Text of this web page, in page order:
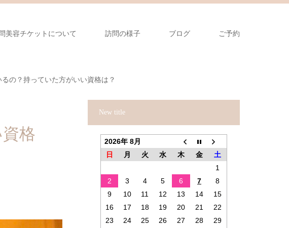
美容チケットについて 訪問の様子 ブログ ご予約
の？持っていた方がいい資格は？
格
New title
2026年 8月
日
月 火 水 木 金
土
1
2
3 4 5 6 7
8
9
10 11 12 13 14
15
16
17 18 19 20 21
22
23
24 25 26 27 28
29